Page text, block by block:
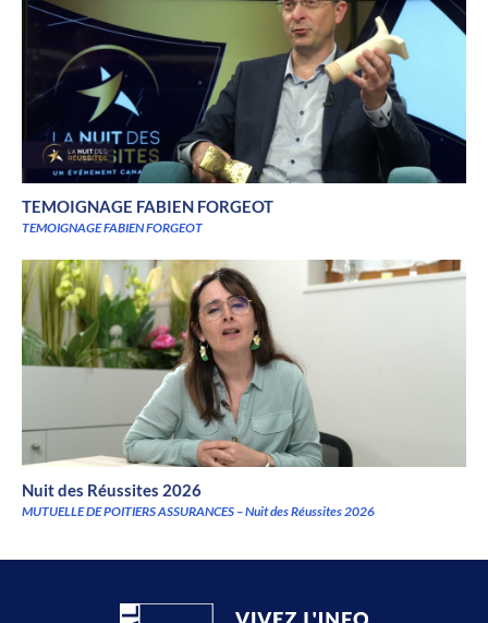
TEMOIGNAGE FABIEN FORGEOT
TEMOIGNAGE FABIEN FORGEOT
Nuit des Réussites 2026
MUTUELLE DE POITIERS ASSURANCES – Nuit des Réussites 2026